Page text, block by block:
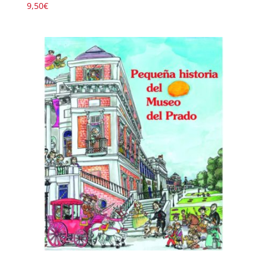
9,50€